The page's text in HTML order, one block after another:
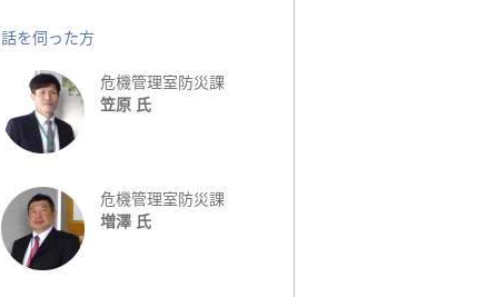
話を伺った方
危機管理室防災課
笠原 氏
危機管理室防災課
増澤 氏